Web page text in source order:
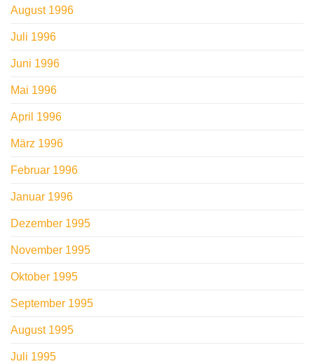
August 1996
Juli 1996
Juni 1996
Mai 1996
April 1996
März 1996
Februar 1996
Januar 1996
Dezember 1995
November 1995
Oktober 1995
September 1995
August 1995
Juli 1995